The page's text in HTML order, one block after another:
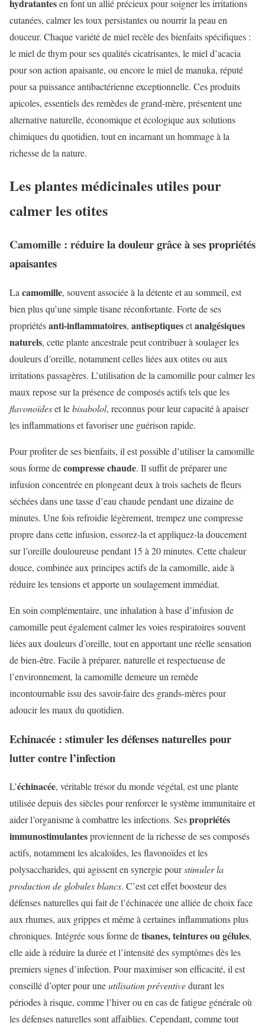
hydratantesen font un allié précieux pour soigner les irritations
cutanées, calmer les toux persistantes ou nourrir la peau en
douceur. Chaque variété de miel recèle des bienfaits spécifiques :
le miel de thym pour ses qualités cicatrisantes, le miel d’acacia
pour son action apaisante, ou encore le miel de manuka, réputé
pour sa puissance antibactérienne exceptionnelle. Ces produits
apicoles, essentiels des remèdes de grand-mère, présentent une
alternative naturelle, économique et écologique aux solutions
chimiques du quotidien, tout en incarnant un hommage à la
richesse de la nature.
Les plantes médicinales utiles pour
calmer les otites
Camomille : réduire la douleur grâce à ses propriétés
apaisantes
La camomille, souvent associée à la détente et au sommeil, est
bien plus qu’une simple tisane réconfortante. Forte de ses
propriétésanti-inflammatoires, antiseptiquesetanalgésiques
naturels, cette plante ancestrale peut contribuer à soulager les
douleurs d’oreille, notamment celles liées aux otites ou aux
irritations passagères. L’utilisation de la camomille pour calmer les
maux repose sur la présence de composés actifs tels que les
flavonoïdeset lebisabolol, reconnus pour leur capacité à apaiser
les inflammations et favoriser une guérison rapide.
Pour profiter de ses bienfaits, il est possible d’utiliser la camomille
sous forme decompresse chaude. Il suffit de préparer une
infusion concentrée en plongeant deux à trois sachets de fleurs
séchées dans une tasse d’eau chaude pendant une dizaine de
minutes. Une fois refroidie légèrement, trempez une compresse
propre dans cette infusion, essorez-la et appliquez-la doucement
sur l’oreille douloureuse pendant 15 à 20 minutes. Cette chaleur
douce, combinée aux principes actifs de la camomille, aide à
réduire les tensions et apporte un soulagement immédiat.
En soin complémentaire, une inhalation à base d’infusion de
camomille peut également calmer les voies respiratoires souvent
liées aux douleurs d’oreille, tout en apportant une réelle sensation
de bien-être. Facile à préparer, naturelle et respectueuse de
l’environnement, la camomille demeure un remède
incontournable issu des savoir-faire des grands-mères pour
adoucir les maux du quotidien.
Echinacée : stimuler les défenses naturelles pour
lutter contre l’infection
L’échinacée, véritable trésor du monde végétal, est une plante
utilisée depuis des siècles pour renforcer le système immunitaire et
aider l’organisme à combattre les infections. Sespropriétés
immunostimulantesproviennent de la richesse de ses composés
actifs, notamment les alcaloïdes, les flavonoïdes et les
polysaccharides, qui agissent en synergie pourstimuler la
production de globules blancs. C’est cet effet boosteur des
défenses naturelles qui fait de l’échinacée une alliée de choix face
aux rhumes, aux grippes et même à certaines inflammations plus
chroniques. Intégrée sous forme detisanes, teintures ou gélules,
elle aide à réduire la durée et l’intensité des symptômes dès les
premiers signes d’infection. Pour maximiser son efficacité, il est
conseillé d’opter pour uneutilisation préventivedurant les
périodes à risque, comme l’hiver ou en cas de fatigue générale où
les défenses naturelles sont affaiblies. Cependant, comme tout